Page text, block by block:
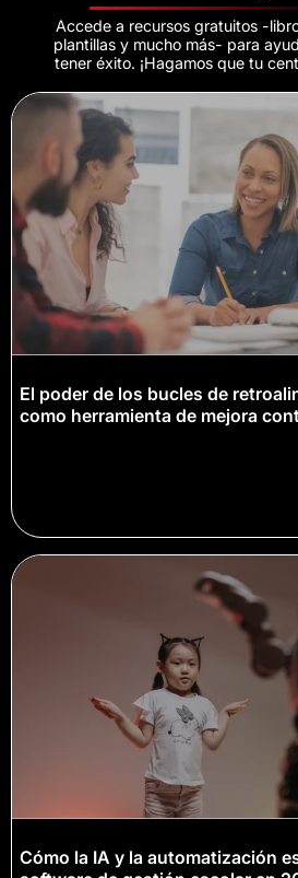
Accede a recursos gratuitos -
plantillas y mucho más- para
tener éxito. ¡Hagamos que tu
El poder de los bucles de
como herramienta de mejora
Cómo la IA y la automatización